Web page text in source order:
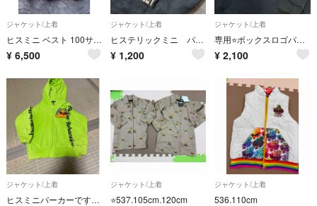
ジャケット/上着
ヒスミニ ベスト 100サイズ
¥ 6,500
ジャケット/上着
ヒステリックミニ パーカー130 黒
¥ 1,200
ジャケット/上着
専用⭐ボックスロゴパーカー 120
¥ 2,100
ジャケット/上着
ヒスミニパーカーですキッズ
ジャケット/上着
⭐️537.105cm.120cm
ジャケット/上着
536.110cm